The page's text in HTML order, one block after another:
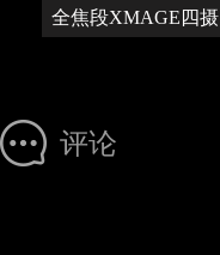
全焦段XMAGE四摄
评论